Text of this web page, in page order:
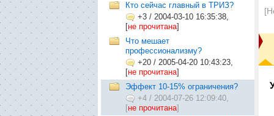
Кто сейчас главный в ТРИЗ?
+3 / 2004-03-10 16:35:38,
[не прочитана]
Что мешает
профессионализму?
+20 / 2005-04-20 10:43:23,
[не прочитана]
Эффект 10-15% ограничения?
+4 / 2004-07-26 12:09:40,
[не прочитана]